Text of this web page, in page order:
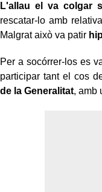
L'allau el va colgar
rescatar-lo amb
Malgrat això va patir
Per a socórrer-los es
participar tant el cos
de la Generalitat, amb